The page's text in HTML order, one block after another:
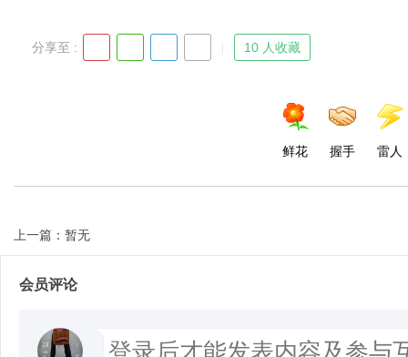
分享至 : 10 人收藏
鲜花 握手 雷人
上一篇：暂无
会员评论